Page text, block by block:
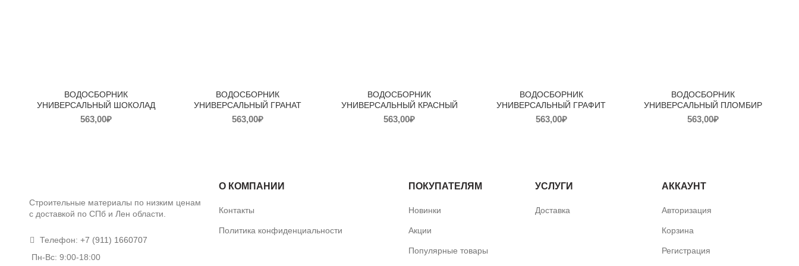
ВОДОСБОРНИК
УНИВЕРСАЛЬНЫЙ ШОКОЛАД
563,00₽
ВОДОСБОРНИК
УНИВЕРСАЛЬНЫЙ ГРАНАТ
563,00₽
ВОДОСБОРНИК
УНИВЕРСАЛЬНЫЙ КРАСНЫЙ
563,00₽
ВОДОСБОРНИК
УНИВЕРСАЛЬНЫЙ ГРАФИТ
563,00₽
ВОДОСБОРНИК
УНИВЕРСАЛЬНЫЙ ПЛОМБИР
563,00₽
Строительные материалы по низким ценам
с доставкой по СПб и Лен области.
Телефон: +7 (911) 1660707
Пн-Вс: 9:00-18:00
О КОМПАНИИ
Контакты
Политика конфиденциальности
ПОКУПАТЕЛЯМ
Новинки
Акции
Популярные товары
УСЛУГИ
Доставка
АККАУНТ
Авторизация
Корзина
Регистрация